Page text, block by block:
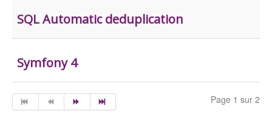
SQL Automatic deduplication
Symfony 4
Page 1 sur 2